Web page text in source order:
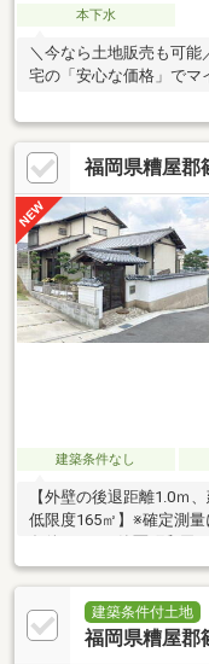
本下水
＼今なら土地販売も可能
宅の「安心な価格」でマ
福岡県糟屋郡
建築条件なし
【外壁の後退距離1.0ｍ
低限度165㎡】※確定測
336.52㎡（約101.79坪）
静な住宅街に位置するゆ
店舗が集まる商業施設『
●JR「門松」駅まで徒歩
建築条件付土地
福岡県糟屋郡